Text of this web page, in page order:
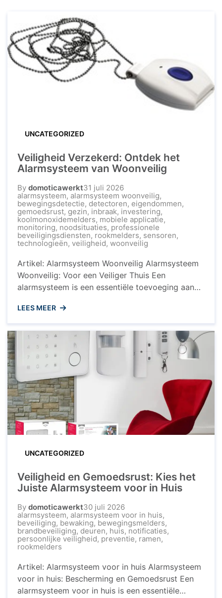
UNCATEGORIZED
Veiligheid Verzekerd: Ontdek het
Alarmsysteem van Woonveilig
By domoticawerkt31 juli 2026
alarmsysteem, alarmsysteem woonveilig,
bewegingsdetectie, detectoren, eigendommen,
gemoedsrust, gezin, inbraak, investering,
koolmonoxidemelders, mobiele applicatie,
monitoring, noodsituaties, professionele
beveiligingsdiensten, rookmelders, sensoren,
technologieën, veiligheid, woonveilig
Artikel: Alarmsysteem Woonveilig Alarmsysteem
Woonveilig: Voor een Veiliger Thuis Een
alarmsysteem is een essentiële toevoeging aan
eigendommen te waarborgen. Woonveilig biedt
een geavanceerd alarmsysteem dat zorgt voor
gemoedsrust en bescherming tegen inbraak en
andere noodsituaties. Waarom Kiezen voor
Alarmsysteem Woonveilig? Het alarmsysteem van
Woonveilig is eenvoudig ...
LEES MEER
UNCATEGORIZED
Veiligheid en Gemoedsrust: Kies het
Juiste Alarmsysteem voor in Huis
By domoticawerkt30 juli 2026
alarmsysteem, alarmsysteem voor in huis,
beveiliging, bewaking, bewegingsmelders,
brandbeveiliging, deuren, huis, notificaties,
persoonlijke veiligheid, preventie, ramen,
rookmelders
Artikel: Alarmsysteem voor in huis Alarmsysteem
voor in huis: Bescherming en Gemoedsrust Een
alarmsysteem voor in huis is een essentiële